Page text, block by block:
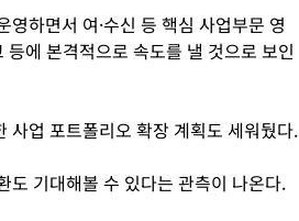
하면서 여·수신 등 핵심 사업부문 영
에 본격적으로 속도를 낼 것으로 보인
사업 포트폴리오 확장 계획도 세워뒀다.
도 기대해볼 수 있다는 관측이 나온다.